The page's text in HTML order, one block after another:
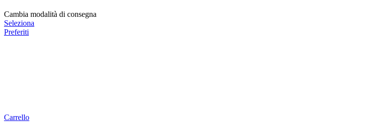
Cambia modalità di consegna
Seleziona
Preferiti
Carrello